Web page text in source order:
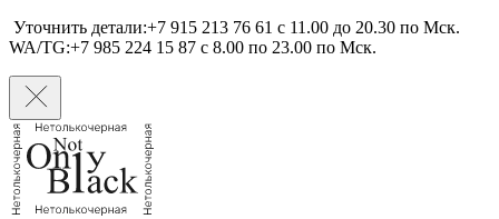
Уточнить детали:+7 915 213 76 61 c 11.00 до 20.30 по Мcк.
WA/TG:+7 985 224 15 87 c 8.00 по 23.00 по Мcк.